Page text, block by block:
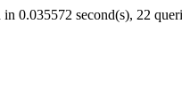
in 0.035572 second(s), 22